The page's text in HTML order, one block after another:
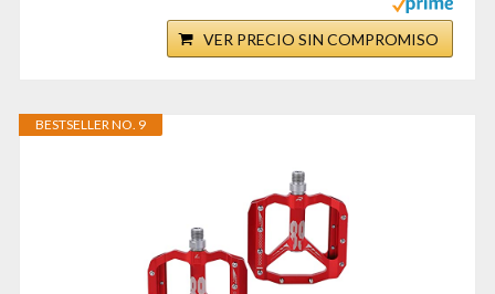
VER PRECIO SIN COMPROMISO
BESTSELLER NO. 9